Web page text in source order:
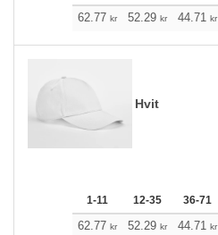
62.77 kr 52.29 kr 44.71 kr
Hvit
1-11 12-35 36-71
62.77 kr 52.29 kr 44.71 kr